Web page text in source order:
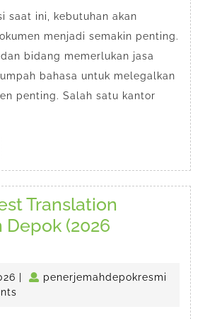
Depok
Jawa
Barat
saat ini, kebutuhan akan
menjadi semakin penting.
bidang memerlukan jasa
bahasa untuk melegalkan
penting. Salah satu kantor
Translation
Depok (2026
5
Februari
penerjemahdepokresmi